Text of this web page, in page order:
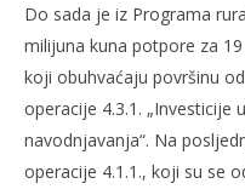
Do sada je iz Programa
milijuna kuna potpore za
koji obuhvaćaju površinu
operacije 4.3.1.
navodnjavanja“. Na
operacije 4.1.1., koji su se